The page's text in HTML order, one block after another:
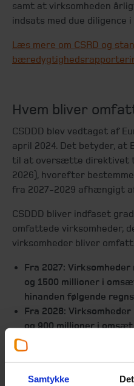
Samtykke
samt at virksomheden
indsats med due diligence
Læs mere om CSRD og
Hvem bliver
CSDDD blev vedtaget af
april 2024. Det betyder, at
til at oversætte direktivet
2026), hvorefter
fra 2027-2029 afhængigt
CSDDD bliver indfaset
omfattede virksomheder,
virksomheder bliver
Fra 2027:
og 1500 millioner i
hinanden følgende
Fra 2028:
og 900 millioner i
hinanden følgende
Fra 2029:
hinanden følgende